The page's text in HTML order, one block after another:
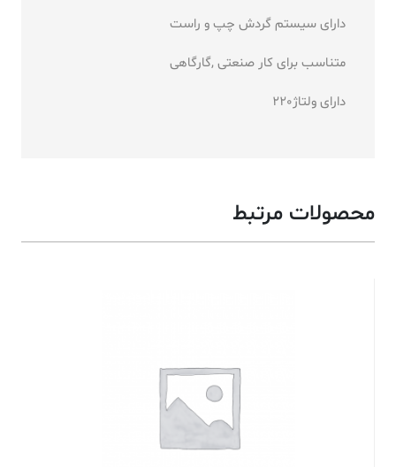
دارای سیستم گردش چپ و راست
متناسب برای کار صنعتی ,گارگاهی
دارای ولتاژ220
محصولات مرتبط